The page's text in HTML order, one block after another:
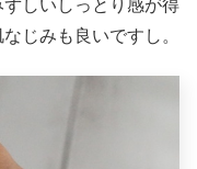
しいしっとり感が得
じみも良いですし。